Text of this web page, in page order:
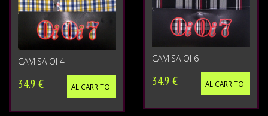
CAMISA OI 4
34.9 € AL CARRITO!
CAMISA OI 6
34.9 € AL CARRITO!